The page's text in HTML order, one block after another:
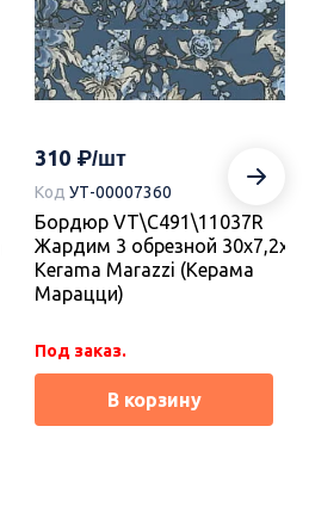
650
Код УТ-00021754
Декор 00-00110183 Castle
Под заказ.
В корзину
310
Код УТ-00007360
Бордюр VT\C491\11037R
Жардим 3 обрезной
Kerama Marazzi (Керама
Марацци)
Под заказ.
В корзину